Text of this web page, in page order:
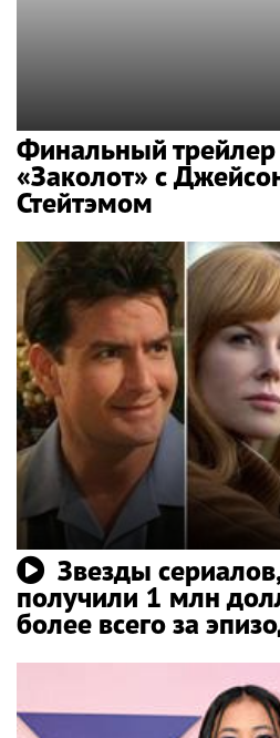
Финальный
«Заколот» с
Стейтэмом
Звезды
получили 1 млн
более всего за